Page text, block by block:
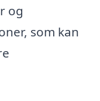
og
som kan